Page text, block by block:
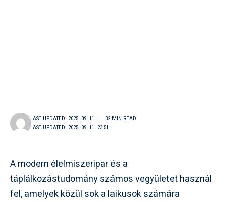
LAST UPDATED: 2025. 09. 11. 23:51
LAST UPDATED: 2025. 09. 11. 32 MIN READ
A modern élelmiszeripar és a
táplálkozástudomány számos vegyületet használ
fel, amelyek közül sok a laikusok számára